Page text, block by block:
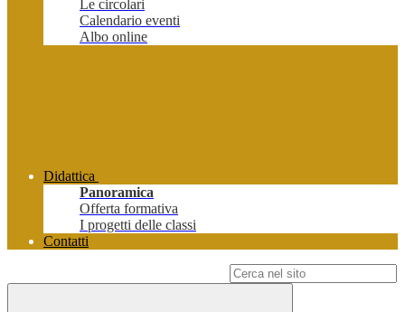
Le circolari
Calendario eventi
Albo online
Didattica
Panoramica
Offerta formativa
I progetti delle classi
Contatti